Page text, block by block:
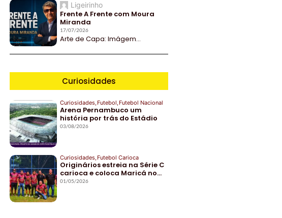
Ligeirinho
Frente A Frente com Moura
Miranda
17/07/2026
Arte de Capa: Imágem...
Curiosidades
Curiosidades Futebol Futebol Nacional
Arena Pernambuco um
história por trás do Estádio
03/08/2026
Curiosidades Futebol Carioca
Originários estreia na Série C
carioca e coloca Maricá no…
01/05/2026